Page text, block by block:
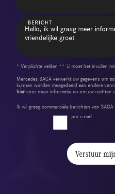
BERICHT
* Verplichte velden ** U moet het invullen
Mercedes SAGA verwerkt uw gegevens om
kunnen worden meegedeeld aan andere
hiervoor meer informatie en om uw rechten
Ik wil graag commerciële berichten van
per e-mail
Verstuur